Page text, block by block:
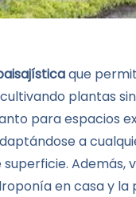
que
plantas
para espacios
a
Además,
en casa y